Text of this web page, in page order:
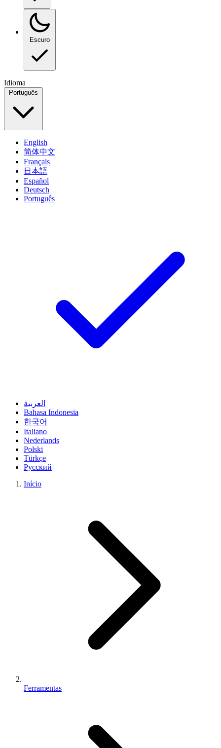
Escuro
Idioma
Português
English
简体中文
Français
日本語
Español
Deutsch
Português
العربية
Bahasa Indonesia
한국어
Italiano
Nederlands
Polski
Türkçe
Русский
Início
Ferramentas